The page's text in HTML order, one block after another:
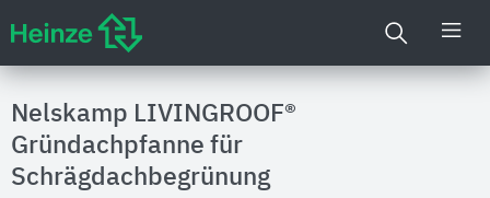
Nelskamp LIVINGROOF®
Gründachpfanne für
Schrägdachbegrünung